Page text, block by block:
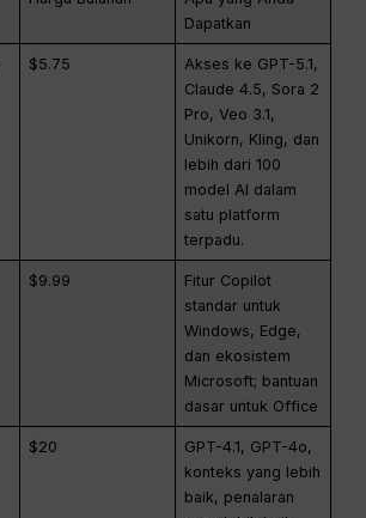
Dapatkan
$5.75
Akses ke GPT-5.1,
Claude 4.5, Sora 2
Pro, Veo 3.1,
Unikorn, Kling, dan
lebih dari 100
model AI dalam
satu platform
terpadu.
$9.99
Fitur Copilot
standar untuk
Windows, Edge,
dan ekosistem
Microsoft; bantuan
dasar untuk Office
$20
GPT-4.1, GPT-4o,
konteks yang lebih
baik, penalaran